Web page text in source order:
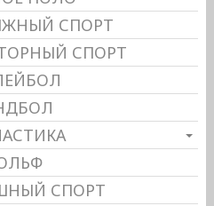
СПОРТ
СПОРТ
СПОРТ